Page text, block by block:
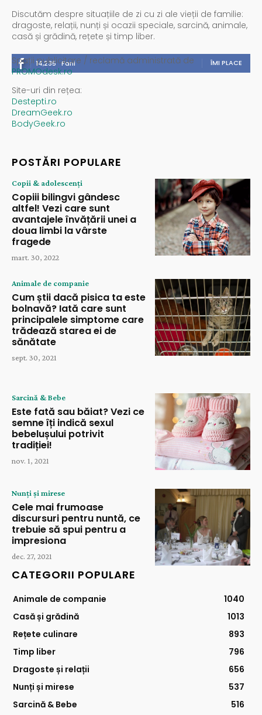
Discutăm despre situațiile de zi cu zi ale vieții de familie:
dragoste, relații, nunți și ocazii speciale, sarcină, animale,
casă și grădină, rețete și timp liber.
14,235 Fani ÎMI PLACE
Spații publicitare / reclamă administrată de
PROMOdesk.ro
Site-uri din rețea:
Destepti.ro
DreamGeek.ro
BodyGeek.ro
POSTĂRI POPULARE
Copii & adolescenți
Copiii bilingvi gândesc
altfel! Vezi care sunt
avantajele învățării unei a
doua limbi la vârste
fragede
mart. 30, 2022
Animale de companie
Cum știi dacă pisica ta este
bolnavă? Iată care sunt
principalele simptome care
trădează starea ei de
sănătate
sept. 30, 2021
Sarcină & Bebe
Este fată sau băiat? Vezi ce
semne îți indică sexul
bebelușului potrivit
tradiției!
nov. 1, 2021
Nunți și mirese
Cele mai frumoase
discursuri pentru nuntă, ce
trebuie să spui pentru a
impresiona
dec. 27, 2021
CATEGORII POPULARE
Animale de companie
1040
Casă și grădină
1013
Rețete culinare
893
Timp liber
796
Dragoste și relații
656
Nunți și mirese
537
Sarcină & Bebe
516